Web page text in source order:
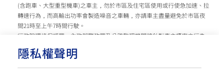
隱私權聲明
(含跑車、大型重型機車)之車主，勿於市區及住宅區使用或行使急加速、拉
轉速行為，而高輸出功率會製造噪音之車輛，亦請車主盡量避免於市區夜
間21時至上午7時間行駛。
行政院環境保護署、內政部警政署及公路監理機關將針對車主擾寧之行為
台灣山葉機車 關心您